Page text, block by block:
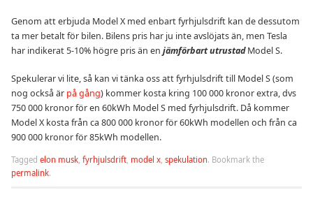
Genom att erbjuda Model X med enbart fyrhjulsdrift kan de dessutom
ta mer betalt för bilen. Bilens pris har ju inte avslöjats än, men Tesla
har indikerat 5-10% högre pris än en jämförbart utrustadModel S.
Spekulerar vi lite, så kan vi tänka oss att fyrhjulsdrift till Model S (som
nog också är på gång) kommer kosta kring 100 000 kronor extra, dvs
750 000 kronor för en 60kWh Model S med fyrhjulsdrift. Då kommer
Model X kosta från ca 800 000 kronor för 60kWh modellen och från ca
900 000 kronor för 85kWh modellen.
Tagged elon musk, fyrhjulsdrift, model x, spekulation. Bookmark the
permalink.